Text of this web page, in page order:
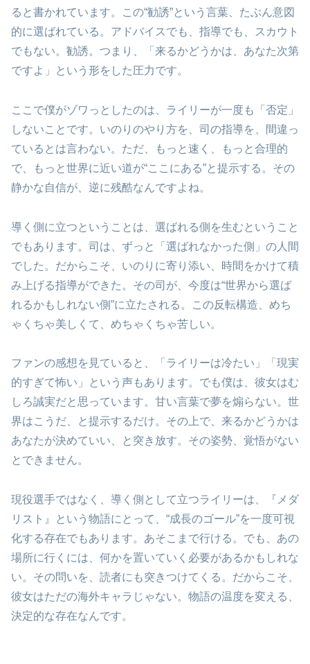
ると書かれています。この“勧誘”という言葉、たぶん意図
的に選ばれている。アドバイスでも、指導でも、スカウト
でもない。勧誘。つまり、「来るかどうかは、あなた次第
ですよ」という形をした圧力です。
ここで僕がゾワっとしたのは、ライリーが一度も「否定」
しないことです。いのりのやり方を、司の指導を、間違っ
ているとは言わない。ただ、もっと速く、もっと合理的
で、もっと世界に近い道が“ここにある”と提示する。その
静かな自信が、逆に残酷なんですよね。
導く側に立つということは、選ばれる側を生むということ
でもあります。司は、ずっと「選ばれなかった側」の人間
でした。だからこそ、いのりに寄り添い、時間をかけて積
み上げる指導ができた。その司が、今度は“世界から選ば
れるかもしれない側”に立たされる。この反転構造、めち
ゃくちゃ美しくて、めちゃくちゃ苦しい。
ファンの感想を見ていると、「ライリーは冷たい」「現実
的すぎて怖い」という声もあります。でも僕は、彼女はむ
しろ誠実だと思っています。甘い言葉で夢を煽らない。世
界はこうだ、と提示するだけ。その上で、来るかどうかは
あなたが決めていい、と突き放す。その姿勢、覚悟がない
とできません。
現役選手ではなく、導く側として立つライリーは、『メダ
リスト』という物語にとって、“成長のゴール”を一度可視
化する存在でもあります。あそこまで行ける。でも、あの
場所に行くには、何かを置いていく必要があるかもしれな
い。その問いを、読者にも突きつけてくる。だからこそ、
彼女はただの海外キャラじゃない。物語の温度を変える、
決定的な存在なんです。